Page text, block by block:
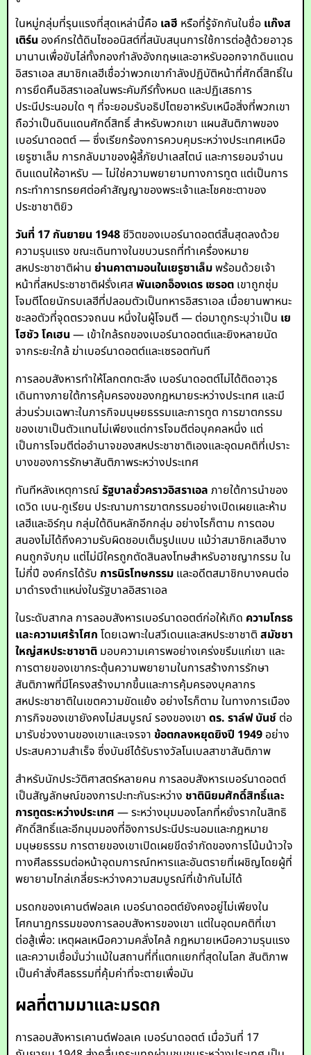
ในหมู่กลุ่มที่รุนแรงที่สุดเหล่านี้คือ เลฮี หรือที่รู้จักกันในชื่อ แก๊งส
เติร์น องค์กรใต้ดินไซออนิสต์ที่สนับสนุนการใช้การต่อสู้ด้วยอาวุธ
มานานเพื่อขับไล่ทั้งกองกำลังอังกฤษและอาหรับออกจากดินแดน
อิสราเอล สมาชิกเลฮีเชื่อว่าพวกเขากำลังปฏิบัติหน้าที่ศักดิ์สิทธิ์ใน
การยึดคืนอิสราเอลในพระคัมภีร์ทั้งหมด และปฏิเสธการ
ประนีประนอมใด ๆ ที่จะยอมรับอธิปไตยอาหรับเหนือสิ่งที่พวกเขา
ถือว่าเป็นดินแดนศักดิ์สิทธิ์ สำหรับพวกเขา แผนสันติภาพของ
เบอร์นาดอตต์ — ซึ่งเรียกร้องการควบคุมระหว่างประเทศเหนือ
เยรูซาเล็ม การกลับมาของผู้ลี้ภัยปาเลสไตน์ และการยอมจำนน
ดินแดนให้อาหรับ — ไม่ใช่ความพยายามทางการทูต แต่เป็นการ
กระทำการทรยศต่อคำสัญญาของพระเจ้าและโชคชะตาของ
ประชาชาติยิว
วันที่ 17 กันยายน 1948ชีวิตของเบอร์นาดอตต์สิ้นสุดลงด้วย
ความรุนแรง ขณะเดินทางในขบวนรถที่ทำเครื่องหมาย
สหประชาชาติผ่านย่านคาตามอนในเยรูซาเล็มพร้อมด้วยเจ้า
หน้าที่สหประชาชาติฝรั่งเศสพันเอกอ็องเดร เซรอต เขาถูกซุ่ม
โจมตีโดยนักรบเลฮีที่ปลอมตัวเป็นทหารอิสราเอล เมื่อยานพาหนะ
ชะลอตัวที่จุดตรวจถนน หนึ่งในผู้โจมตี — ต่อมาถูกระบุว่าเป็น เย
โฮชัว โคเฮน — เข้าใกล้รถของเบอร์นาดอตต์และยิงหลายนัด
จากระยะใกล้ ฆ่าเบอร์นาดอตต์และเซรอตทันที
การลอบสังหารทำให้โลกตกตะลึง เบอร์นาดอตต์ไม่ได้ติดอาวุธ
เดินทางภายใต้การคุ้มครองของกฎหมายระหว่างประเทศ และมี
ส่วนร่วมเฉพาะในภารกิจมนุษยธรรมและการทูต การฆาตกรรม
ของเขาเป็นตัวแทนไม่เพียงแต่การโจมตีต่อบุคคลหนึ่ง แต่
เป็นการโจมตีต่ออำนาจของสหประชาชาติเองและอุดมคติที่เปราะ
บางของการรักษาสันติภาพระหว่างประเทศ
ทันทีหลังเหตุการณ์รัฐบาลชั่วคราวอิสราเอล ภายใต้การนำของ
เดวิด เบน-กูเรียน ประณามการฆาตกรรมอย่างเปิดเผยและห้าม
เลฮีและอิร์กุน กลุ่มใต้ดินหลักอีกกลุ่ม อย่างไรก็ตาม การตอบ
สนองไม่ได้ถึงความรับผิดชอบเต็มรูปแบบ แม้ว่าสมาชิกเลฮีบาง
คนถูกจับกุม แต่ไม่มีใครถูกตัดสินลงโทษสำหรับอาชญากรรม ใน
ไม่กี่ปี องค์กรได้รับ การนิรโทษกรรม และอดีตสมาชิกบางคนต่อ
มาดำรงตำแหน่งในรัฐบาลอิสราเอล
ในระดับสากล การลอบสังหารเบอร์นาดอตต์ก่อให้เกิด ความโกรธ
และความเศร้าโศก โดยเฉพาะในสวีเดนและสหประชาชาติสมัชชา
ใหญ่สหประชาชาติ มอบความเคารพอย่างเคร่งขรึมแก่เขา และ
การตายของเขากระตุ้นความพยายามในการสร้างการรักษา
สันติภาพที่มีโครงสร้างมากขึ้นและการคุ้มครองบุคลากร
สหประชาชาติในเขตความขัดแย้ง อย่างไรก็ตาม ในทางการเมือง
ภารกิจของเขายังคงไม่สมบูรณ์ รองของเขาดร. ราล์ฟ บันช์ ต่อ
มารับช่วงงานของเขาและเจรจาข้อตกลงหยุดยิงปี 1949 อย่าง
ประสบความสำเร็จ ซึ่งบันช์ได้รับรางวัลโนเบลสาขาสันติภาพ
สำหรับนักประวัติศาสตร์หลายคน การลอบสังหารเบอร์นาดอตต์
เป็นสัญลักษณ์ของการปะทะกันระหว่างชาตินิยมศักดิ์สิทธิ์และ
การทูตระหว่างประเทศ — ระหว่างมุมมองโลกที่หยั่งรากในสิทธิ
ศักดิ์สิทธิ์และอีกมุมมองที่อิงการประนีประนอมและกฎหมาย
มนุษยธรรม การตายของเขาเปิดเผยขีดจำกัดของการโน้มน้าวใจ
ทางศีลธรรมต่อหน้าอุดมการณ์ทหารและอันตรายที่เผชิญโดยผู้ที่
พยายามไกล่เกลี่ยระหว่างความสมบูรณ์ที่เข้ากันไม่ได้
มรดกของเคานต์ฟอลเค เบอร์นาดอตต์ยังคงอยู่ไม่เพียงใน
โศกนาฏกรรมของการลอบสังหารของเขา แต่ในอุดมคติที่เขา
ต่อสู้เพื่อ: เหตุผลเหนือความคลั่งไคล้ กฎหมายเหนือความรุนแรง
และความเชื่อมั่นว่าแม้ในสถานที่ที่แตกแยกที่สุดในโลก สันติภาพ
เป็นคำสั่งศีลธรรมที่คุ้มค่าที่จะตายเพื่อมัน
ผลที่ตามมาและมรดก
การลอบสังหารเคานต์ฟอลเค เบอร์นาดอตต์ เมื่อวันที่ 17